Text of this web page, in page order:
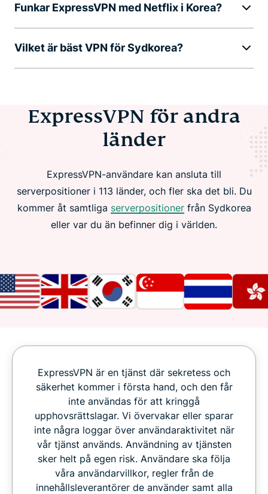
Funkar ExpressVPN med Netflix i Korea?
Vilket är bäst VPN för Sydkorea?
ExpressVPN för andra
länder
ExpressVPN-användare kan ansluta till
serverpositioner i 113 länder, och fler ska det bli. Du
kommer åt samtliga serverpositionerfrån Sydkorea
eller var du än befinner dig i världen.
ExpressVPN är en tjänst där sekretess och
säkerhet kommer i första hand, och den får
inte användas för att kringgå
upphovsrättslagar. Vi övervakar eller sparar
inte några loggar över användaraktivitet när
vår tjänst används. Användning av tjänsten
sker helt på egen risk. Användare ska följa
våra användarvillkor, regler från de
innehållsleverantörer de använder samt alla